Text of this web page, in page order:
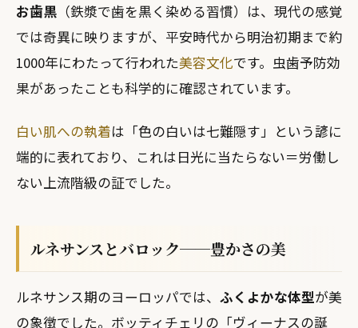
お歯黒 （鉄漿で歯を黒く染める習慣）は、現代の感覚
では奇異に映りますが、平安時代から明治初期まで約
1000年にわたって行われた美容文化です。虫歯予防効
果があったことも科学的に確認されています。
白い肌への執着は「色の白いは七難隠す」という諺に
端的に表れており、これは日光に当たらない＝労働し
ない上流階級の証でした。
ルネサンスとバロック──豊かさの美
ルネサンス期のヨーロッパでは、 ふくよかな体型が美
の象徴でした。ボッティチェリの「ヴィーナスの誕